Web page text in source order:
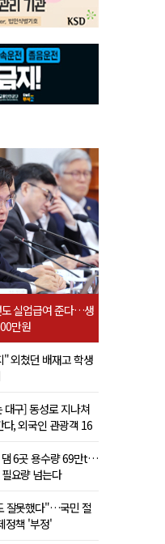
실업급여 준다…생
만원
외쳤던 배재고 학생
대구] 동성로 지나쳐
, 외국인 관광객 16
댐 6곳 용수량 69만t…
요량 넘는다
잘못했다"…국민 절
정책 '부정'